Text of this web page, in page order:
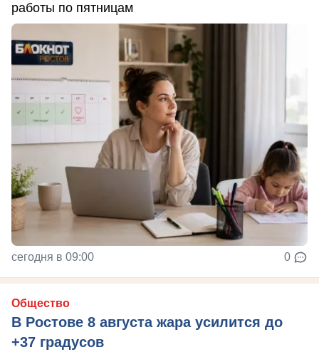
работы по пятницам
сегодня в 09:00 0
Общество
В Ростове 8 августа жара усилится до
+37 градусов